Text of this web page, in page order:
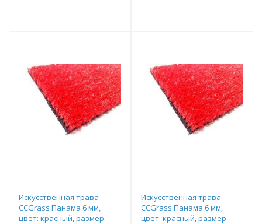
Искусственная трава
CCGrass Панама 6 мм,
цвет: красный, размер
Искусственная трава
CCGrass Панама 6 мм,
цвет: красный, размер